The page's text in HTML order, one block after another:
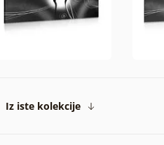
Iz iste kolekcije